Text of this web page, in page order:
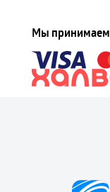
Мы принимаем